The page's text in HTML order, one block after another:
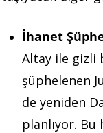
İhanet
Altay ile gizli
şüphelenen
de yeniden
planlıyor.